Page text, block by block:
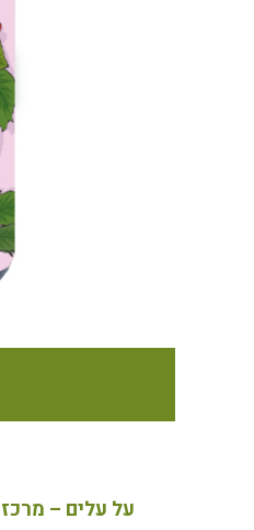
על עלים –